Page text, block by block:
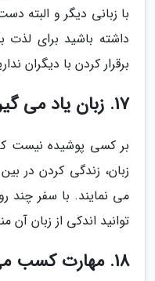
با زبانی دیگر و البته
داشته باشید برای لذت
برقرار کردن با دیگران
17. زبان یاد می گیرید
بر کسی پوشیده نیست
زبان، زندگی کردن در
می نمایند. با سفر چند
توانید اندکی از زبان آن
18. مهارت کسب می کنید